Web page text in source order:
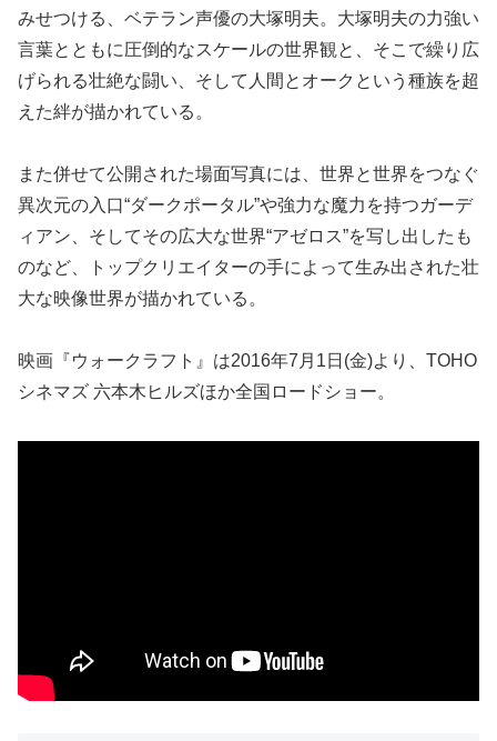
みせつける、ベテラン声優の大塚明夫。大塚明夫の力強い
言葉とともに圧倒的なスケールの世界観と、そこで繰り広
げられる壮絶な闘い、そして人間とオークという種族を超
えた絆が描かれている。
また併せて公開された場面写真には、世界と世界をつなぐ
異次元の入口“ダークポータル”や強力な魔力を持つガーデ
ィアン、そしてその広大な世界“アゼロス”を写し出したも
のなど、トップクリエイターの手によって生み出された壮
大な映像世界が描かれている。
映画『ウォークラフト』は2016年7月1日(金)より、TOHO
シネマズ 六本木ヒルズほか全国ロードショー。